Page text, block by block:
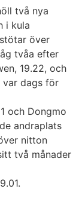
två nya
i kula
över
tvåa efter
19.22, och
var dags för
och Dongmo
andraplats
nitton
två månader